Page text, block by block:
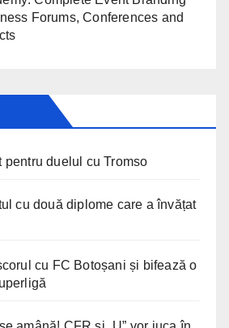
Forums, Conferences and
duelul cu Tromso
cu două diplome care a învățat
cu FC Botoșani și bifează o